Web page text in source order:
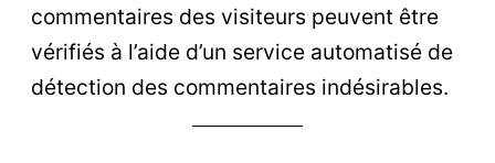
commentaires des visiteurs peuvent être
vérifiés à l’aide d’un service automatisé de
détection des commentaires indésirables.